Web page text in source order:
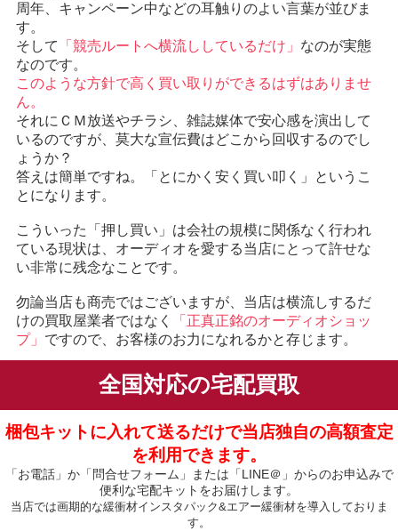
周年、キャンペーン中などの耳触りのよい言葉が並びま
す。
そして
「競売ルートへ横流ししているだけ」 なのが実態
なのです。
このような方針で高く買い取りができるはずはありませ
ん。
それにＣＭ放送やチラシ、雑誌媒体で安心感を演出して
いるのですが、莫大な宣伝費はどこから回収するのでし
ょうか？
答えは簡単ですね。「とにかく安く買い叩く」というこ
とになります。
こういった「押し買い」は会社の規模に関係なく行われ
ている現状は、オーディオを愛する当店にとって許せな
い非常に残念なことです。
勿論当店も商売ではございますが、当店は横流しするだ
けの買取屋業者ではなく
「正真正銘のオーディオショッ
プ」 ですので、お客様のお力になれるかと存じます。
全国対応の宅配買取
梱包キットに入れて送るだけで当店独自の高額査定
を利用できます。
「お電話」か「問合せフォーム」または「LINE＠」からのお申込みで
便利な宅配キットをお届けします。
当店では画期的な緩衝材インスタパック&エアー緩衝材を導入しておりま
す。